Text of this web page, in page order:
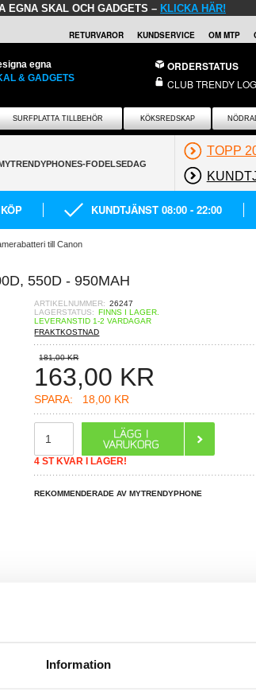
Information
EGNA SKAL OCH GADGETS – KLICKA HÄR!
RETURVAROR KUNDSERVICE OM MTP
egna
& GADGETS
ORDERSTATUS
CLUB TRENDY
SURFPLATTA TILLBEHÖR KÖKSREDSKAP
TOPP
KUNDTJÄNST 08:00 - 22:00
till Canon
550D - 950MAH
ARTIKELNUMMER: 26247
LAGERSTATUS: FINNS I LAGER.
LEVERANSTID 1-2 VARDAGAR
FRAKTKOSTNAD
181,00 KR
163,00 KR
SPARA: 18,00 KR
4 ST KVAR I LAGER!
REKOMMENDERADE AV MYTRENDYPHONE